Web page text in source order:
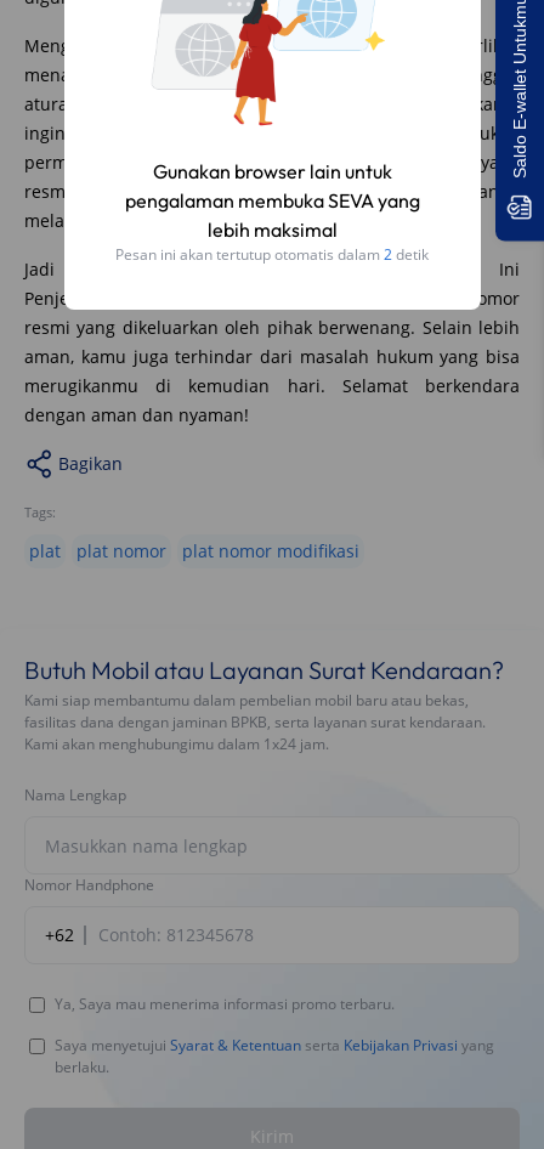
Gunakan browser lain untuk
pengalaman membuka SEVA yang
lebih maksimal
Pesan ini akan tertutup otomatis dalam 1detik
Menggunakan plat nomor modifikasi memang terlihat
menarik, namun kamu harus ingat bahwa hal ini melanggar
aturan lalu lintas dan bisa berujung pada sanksi. Jika kamu
ingin memiliki plat nomor yang unik, sebaiknya ajukan
permohonan untuk mendapatkan plat nomor khusus yang
resmi. Dengan begitu, kamu bisa tetap tampil beda tanpa
melanggar aturan yang ada.
Jadi Bolehkah Pakai Plat Nomor Modifikasi? Ini
Penjelasannya. Pastikan selalu menggunakan plat nomor
resmi yang dikeluarkan oleh pihak berwenang. Selain lebih
aman, kamu juga terhindar dari masalah hukum yang bisa
merugikanmu di kemudian hari. Selamat berkendara
dengan aman dan nyaman!
Bagikan
Tags:
plat plat nomor plat nomor modifikasi
Butuh Mobil atau Layanan Surat Kendaraan?
Kami siap membantumu dalam pembelian mobil baru atau bekas,
fasilitas dana dengan jaminan BPKB, serta layanan surat kendaraan.
Kami akan menghubungimu dalam 1x24 jam.
Nama Lengkap
Nomor Handphone
+62
Ya, Saya mau menerima informasi promo terbaru.
Saya menyetujui Syarat & Ketentuan serta Kebijakan Privasi yang
berlaku.
Kirim
Saldo E-wallet Untukmu!